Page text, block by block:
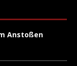
Anstoßen